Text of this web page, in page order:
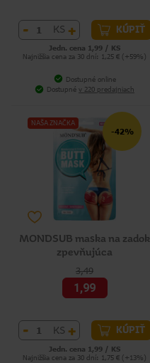
- KS + KÚPIŤ
Jedn. cena 1,99 / KS
Najnižšia cena za 30 dní: 1,25 € (+59%)
Dostupné online
Dostupné v 220 predajniach
NAŠA ZNAČKA
-42%
MONDSUB maska na zadok
zpevňujúca
3,49
1,99
- KS + KÚPIŤ
Jedn. cena 1,99 / KS
Najnižšia cena za 30 dní: 1,75 € (+13%)